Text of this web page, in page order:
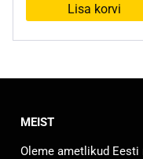
Lisa korvi
MEIST
Oleme ametlikud